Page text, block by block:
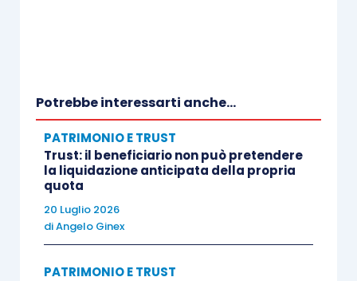
particolare dell’
imposta sulle successioni e
donazioni.
Con lacircolare n. 3/E/2008e la successiva
circolare n. 28/E/2008
ritenuto esistente il
costituzione di
Potrebbe interessarti anche...
PATRIMONIO E TRUST
Trust: il beneficiario non può pretendere
la liquidazione anticipata della propria
quota
20 Luglio 2026
diAngelo Ginex
PATRIMONIO E TRUST